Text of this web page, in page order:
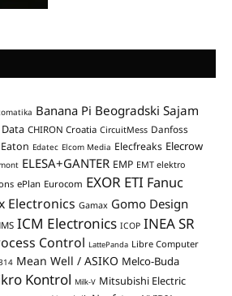
Banana Pi Beogradski Sajam
CHIRON Croatia CircuitMess Danfoss
Eaton Edatec Elcom Media Elecfreaks Elecrow
ELESA+GANTER EMP EMT elektro
ePlan Eurocom EXOR ETI Fanuc
Electronics Gamax Gomo Design
ICM Electronics ICOP INEA SR
Control LattePanda Libre Computer
Mean Well / ASIKO Melco-Buda
Kontrol Milk-V Mitsubishi Electric